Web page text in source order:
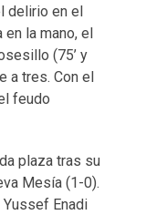
delirio en el
la mano, el
(75’ y
a tres. Con el
feudo
plaza tras su
Mesía (1-0).
Enadi